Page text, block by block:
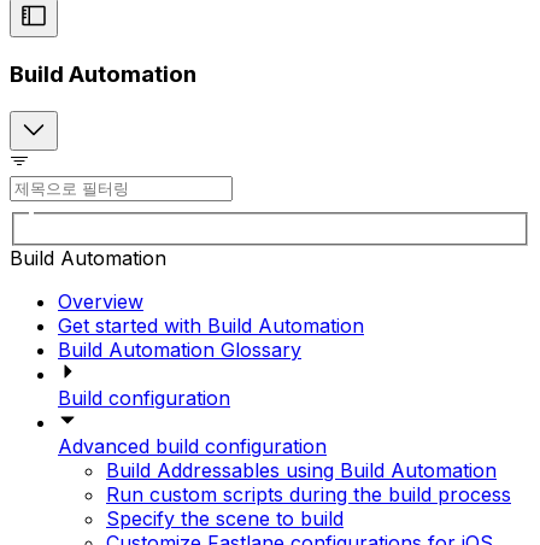
Build Automation
Build Automation
Overview
Get started with Build Automation
Build Automation Glossary
Build configuration
Advanced build configuration
Build Addressables using Build Automation
Run custom scripts during the build process
Specify the scene to build